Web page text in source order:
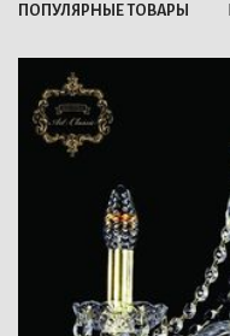
ПОПУЛЯРНЫЕ ТОВАРЫ